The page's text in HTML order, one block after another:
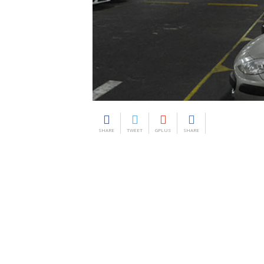
SHARE TWEET GPLUS SHARE